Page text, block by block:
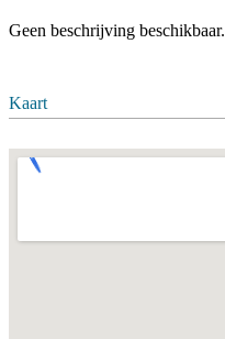
Geen beschrijving beschikbaar.
Kaart